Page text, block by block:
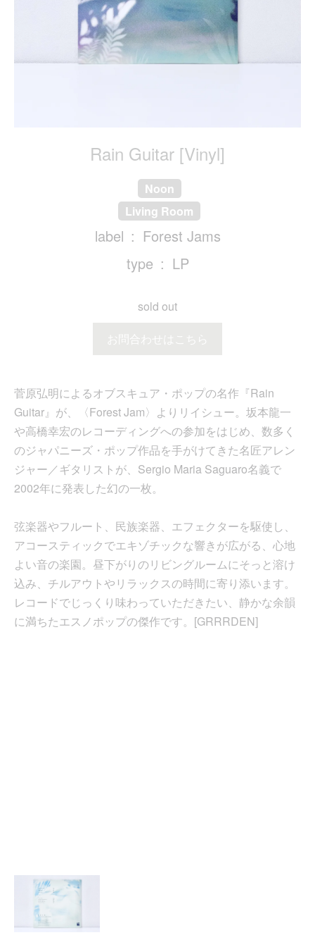
Rain Guitar [Vinyl]
Noon
Living Room
label
Forest Jams
type
LP
sold out
お問合わせはこちら
菅原弘明によるオブスキュア・ポップの名作『Rain
Guitar』が、〈Forest Jam〉よりリイシュー。坂本龍一
や高橋幸宏のレコーディングへの参加をはじめ、数多く
のジャパニーズ・ポップ作品を手がけてきた名匠アレン
ジャー／ギタリストが、Sergio Maria Saguaro名義で
2002年に発表した幻の一枚。
弦楽器やフルート、民族楽器、エフェクターを駆使し、
アコースティックでエキゾチックな響きが広がる、心地
よい音の楽園。昼下がりのリビングルームにそっと溶け
込み、チルアウトやリラックスの時間に寄り添います。
レコードでじっくり味わっていただきたい、静かな余韻
に満ちたエスノポップの傑作です。[GRRRDEN]